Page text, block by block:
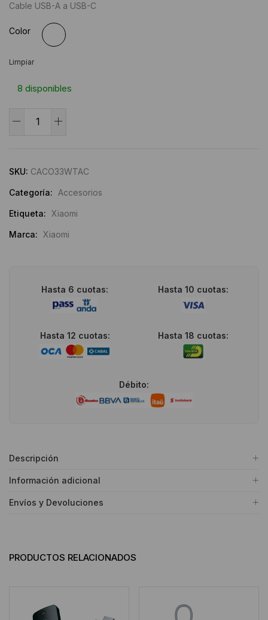
Cable USB-A a USB-C
Color
Limpiar
8 disponibles
A
cantidad
SKU: CACO33WTAC
Categoría: Accesorios
Etiqueta: Xiaomi
Marca: Xiaomi
Hasta 6 cuotas: Hasta 10 cuotas:
Hasta 12 cuotas: Hasta 18 cuotas:
Débito:
Descripción
Información adicional
Envíos y Devoluciones
PRODUCTOS RELACIONADOS